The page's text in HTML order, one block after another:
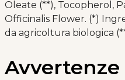
Oleate (**), Tocopherol,
Officinalis Flower. (*)
da agricoltura biologica
Avvertenze